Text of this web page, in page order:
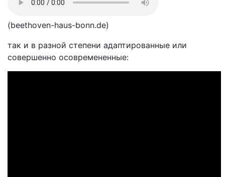
(beethoven-haus-bonn.de)
так и в разной степени адаптированные или
совершенно осовремененные: